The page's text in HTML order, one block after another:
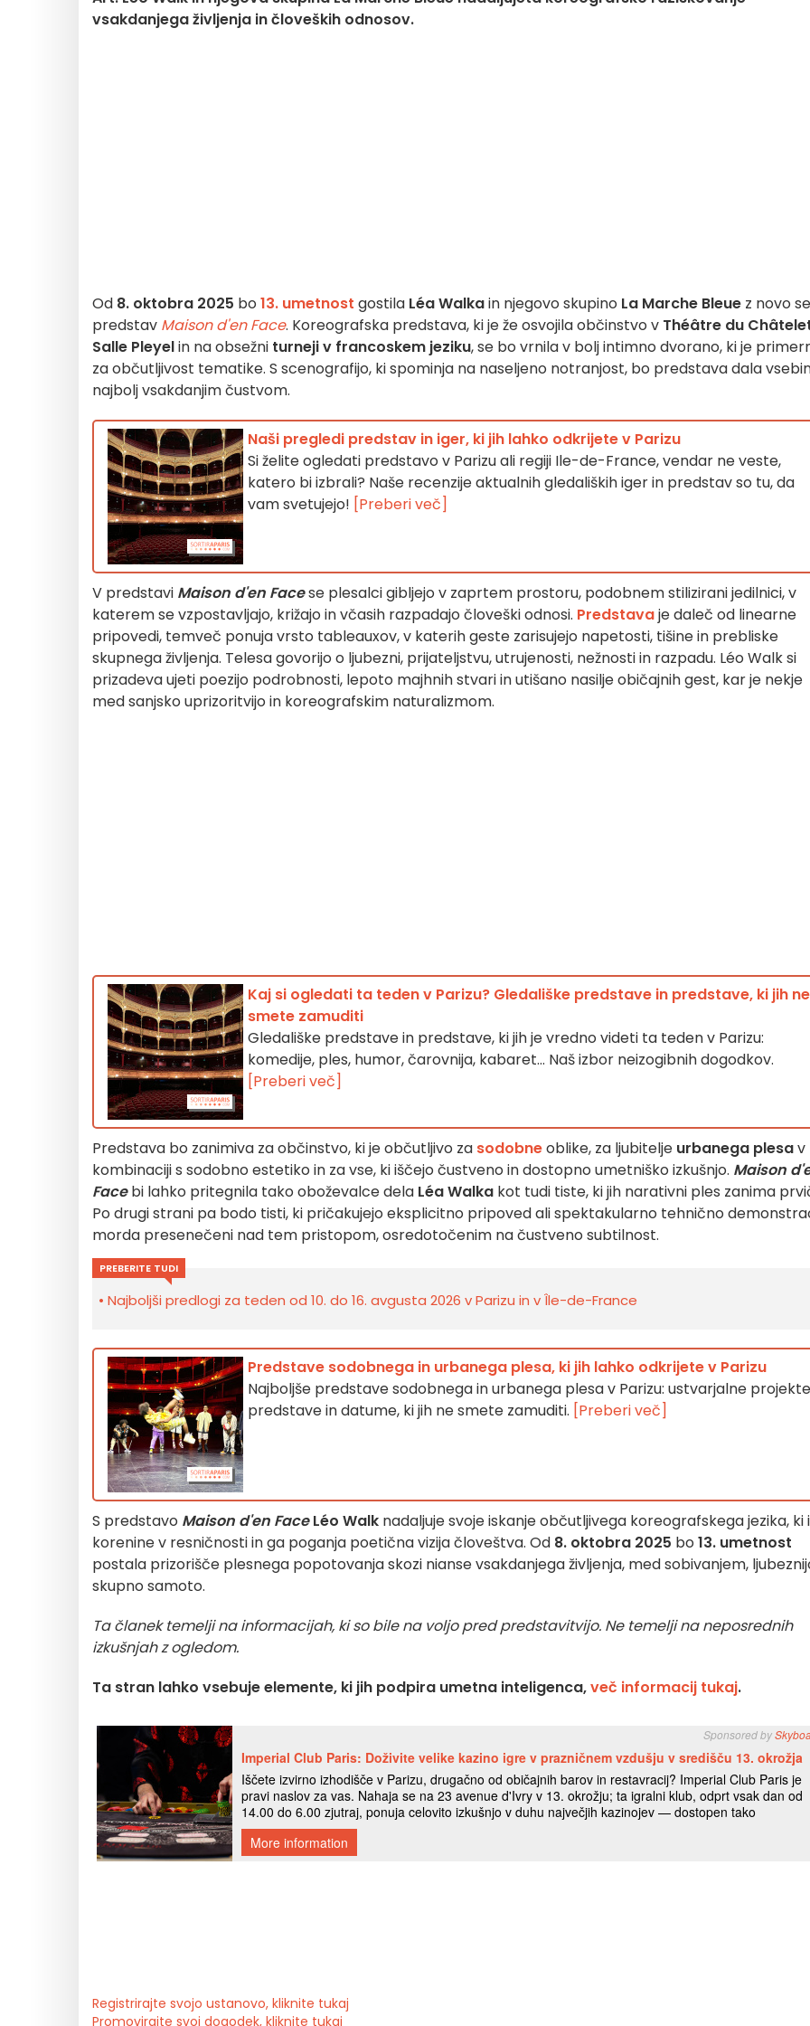
vsakdanjega življenja in človeških odnosov.
Od 8. oktobra 2025 bo 13. umetnost gostila Léa Walkain njegovo skupino La Marche Bleue z novo
predstav Maison d'en Face. Koreografska predstava, ki je že osvojila občinstvo v Théâtre du
Salle Pleyelin na obsežni turneji v francoskem jeziku, se bo vrnila v bolj intimno dvorano, ki je
za občutljivost tematike. S scenografijo, ki spominja na naseljeno notranjost, bo predstava dala
najbolj vsakdanjim čustvom.
Naši pregledi predstav in iger, ki jih lahko odkrijete v Parizu
Si želite ogledati predstavo v Parizu ali regiji Ile-de-France, vendar ne veste,
katero bi izbrali? Naše recenzije aktualnih gledaliških iger in predstav so tu, da
vam svetujejo! [Preberi več]
V predstavi Maison d'en Facese plesalci gibljejo v zaprtem prostoru, podobnem stilizirani jedilnici, v
katerem se vzpostavljajo, križajo in včasih razpadajo človeški odnosi. Predstavaje daleč od linearne
pripovedi, temveč ponuja vrsto tableauxov, v katerih geste zarisujejo napetosti, tišine in prebliske
skupnega življenja. Telesa govorijo o ljubezni, prijateljstvu, utrujenosti, nežnosti in razpadu. Léo Walk si
prizadeva ujeti poezijo podrobnosti, lepoto majhnih stvari in utišano nasilje običajnih gest, kar je nekje
med sanjsko uprizoritvijo in koreografskim naturalizmom.
Kaj si ogledati ta teden v Parizu? Gledališke predstave in predstave, ki jih ne
smete zamuditi
Gledališke predstave in predstave, ki jih je vredno videti ta teden v Parizu:
komedije, ples, humor, čarovnija, kabaret... Naš izbor neizogibnih dogodkov.
[Preberi več]
Predstava bo zanimiva za občinstvo, ki je občutljivo za sodobneoblike, za ljubitelje urbanega plesav
kombinaciji s sodobno estetiko in za vse, ki iščejo čustveno in dostopno umetniško izkušnjo. Maison
Facebi lahko pritegnila tako oboževalce dela Léa Walka kot tudi tiste, ki jih narativni ples zanima
Po drugi strani pa bodo tisti, ki pričakujejo eksplicitno pripoved ali spektakularno tehnično
morda presenečeni nad tem pristopom, osredotočenim na čustveno subtilnost.
PREBERITE TUDI
Najboljši predlogi za teden od 10. do 16. avgusta 2026 v Parizu in v Île-de-France
Predstave sodobnega in urbanega plesa, ki jih lahko odkrijete v Parizu
Najboljše predstave sodobnega in urbanega plesa v Parizu: ustvarjalne
predstave in datume, ki jih ne smete zamuditi. [Preberi več]
S predstavo Maison d'en Face Léo Walk nadaljuje svoje iskanje občutljivega koreografskega jezika, ki
korenine v resničnosti in ga poganja poetična vizija človeštva. Od 8. oktobra 2025 bo 13. umetnost
postala prizorišče plesnega popotovanja skozi nianse vsakdanjega življenja, med sobivanjem,
skupno samoto.
Ta članek temelji na informacijah, ki so bile na voljo pred predstavitvijo. Ne temelji na neposrednih
izkušnjah z ogledom.
Ta stran lahko vsebuje elemente, ki jih podpira umetna inteligenca,več informacij tukaj.
Registrirajte svojo ustanovo, kliknite tukaj
Promovirajte svoj dogodek, kliknite tukaj